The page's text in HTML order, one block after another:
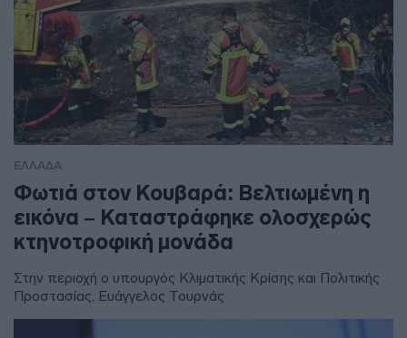
ΕΛΛΑΔΑ
Φωτιά στον Κουβαρά: Βελτιωμένη η
εικόνα – Καταστράφηκε ολοσχερώς
κτηνοτροφική μονάδα
Στην περιοχή ο υπουργός Κλιματικής Κρίσης και Πολιτικής
Προστασίας, Ευάγγελος Τουρνάς